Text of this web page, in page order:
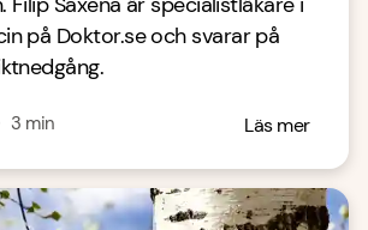
på Doktor.se och svarar på
3 min Läs mer